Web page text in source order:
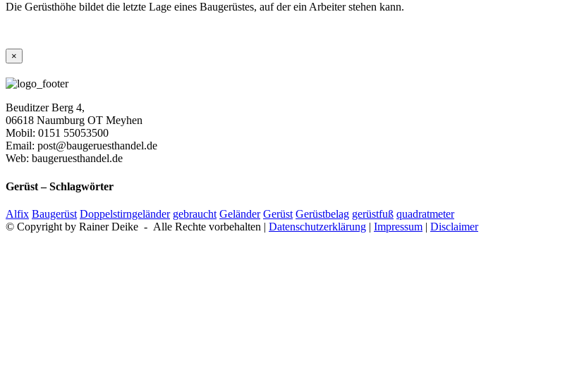
Die Gerüsthöhe bildet die letzte Lage eines Baugerüstes, auf der ein Arbeiter stehen kann.
Close
product
quick
view
×
Beuditzer Berg 4,
06618 Naumburg OT Meyhen
Mobil: 0151 55053500
Email: post@baugeruesthandel.de
Web: baugeruesthandel.de
Gerüst – Schlagwörter
Alfix Baugerüst Doppelstirngeländer gebraucht Geländer Gerüst Gerüstbelag gerüstfuß quadratmeter
© Copyright by Rainer Deike - Alle Rechte vorbehalten | Datenschutzerklärung | Impressum | Disclaimer